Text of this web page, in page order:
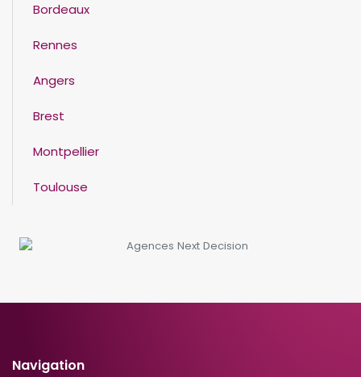
Bordeaux
Rennes
Angers
Brest
Montpellier
Toulouse
Navigation